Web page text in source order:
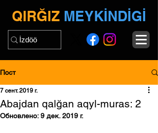
QIRĞIZ MEYKİNDİGİ
Пост
Abajdan qalğan aqyl-muras: 2
7 сент. 2019 г.
Обновлено:9 дек. 2019 г.